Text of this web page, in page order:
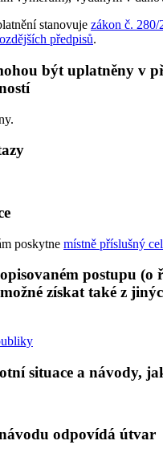
stanovuje zákon č. 280/
předpisů.
být uplatněny v
poskytne místně příslušný
postupu (o
získat také z
situace a návody,
odpovídá útvar